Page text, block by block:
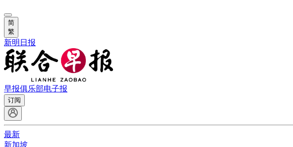
简
繁
新明日报
早报俱乐部电子报
订阅
最新
新加坡